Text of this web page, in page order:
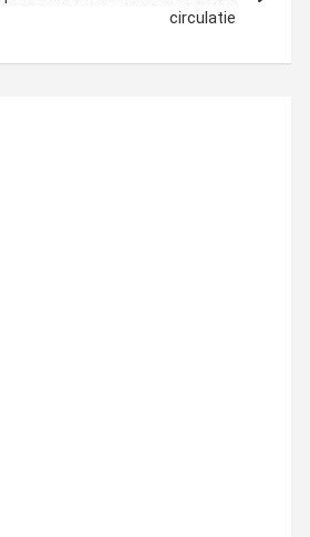
circulatie